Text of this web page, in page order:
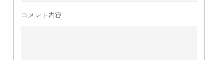
コメント内容